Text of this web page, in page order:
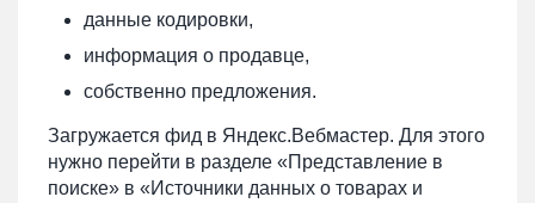
данные кодировки,
информация о продавце,
собственно предложения.
Загружается фид в Яндекс.Вебмастер. Для этого
нужно перейти в разделе «Представление в
поиске» в «Источники данных о товарах и